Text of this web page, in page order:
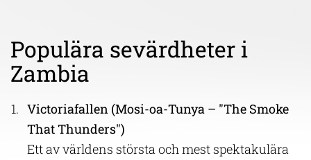
Populära sevärdheter i
Zambia
Victoriafallen (Mosi-oa-Tunya – "The Smoke
That Thunders")
Ett av världens största och mest spektakulära